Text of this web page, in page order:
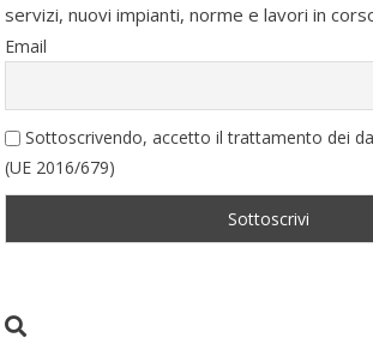
servizi, nuovi impianti, norme e lavori in
Email
Sottoscrivendo, accetto il trattamento dei
(UE 2016/679)